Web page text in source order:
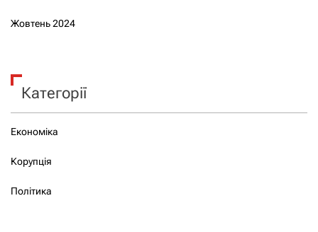
Жовтень 2024
Категорії
Економіка
Корупція
Політика